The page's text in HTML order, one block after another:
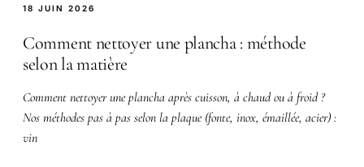
18 JUIN 2026
Comment nettoyer une plancha : méthode
selon la matière
Comment nettoyer une plancha après cuisson, à chaud ou à froid ?
Nos méthodes pas à pas selon la plaque (fonte, inox, émaillée, acier) :
vin